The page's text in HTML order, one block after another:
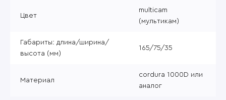
Цвет
multicam
(мультикам)
Габариты: длина/ширина/
высота (мм)
165/75/35
Материал
cordura 1000D или
аналог